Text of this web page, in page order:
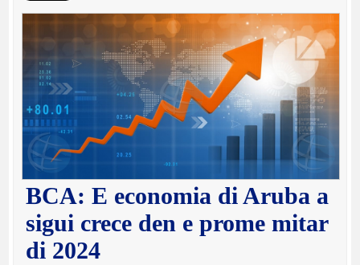
BCA: E economia di Aruba a
sigui crece den e prome mitar
di 2024